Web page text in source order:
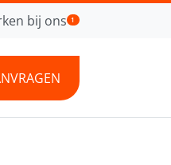
bij ons 1